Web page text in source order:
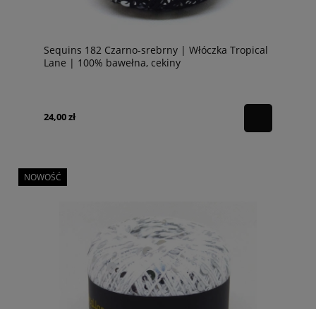
Sequins 182 Czarno-srebrny | Włóczka Tropical
Lane | 100% bawełna, cekiny
24,00 zł
NOWOŚĆ